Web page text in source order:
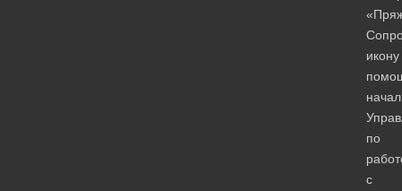
икону
по
с